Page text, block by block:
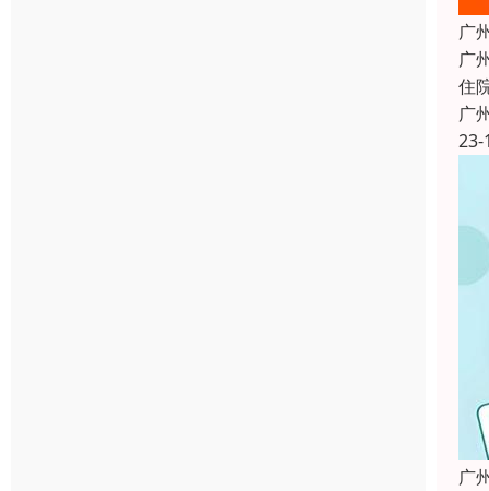
广
广
住
广
23-
广